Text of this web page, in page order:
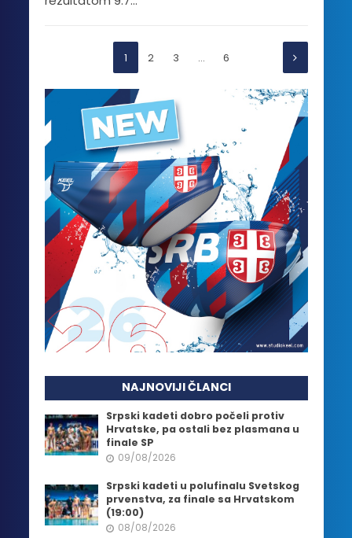
1 2 3 … 6
NAJNOVIJI ČLANCI
Srpski kadeti dobro počeli protiv
Hrvatske, pa ostali bez plasmana u
finale SP
09/08/2026
Srpski kadeti u polufinalu Svetskog
prvenstva, za finale sa Hrvatskom
(19:00)
08/08/2026